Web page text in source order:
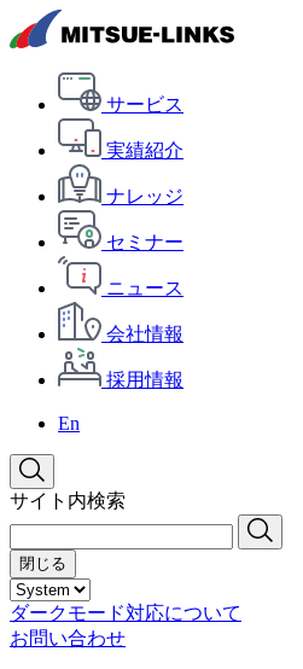
サービス
実績紹介
ナレッジ
セミナー
ニュース
会社情報
採用情報
En
サイト内検索
閉じる
ダークモード対応について
お問い合わせ